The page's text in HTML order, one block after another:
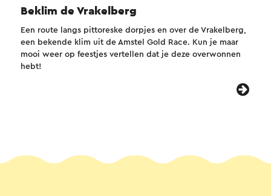
Beklim de Vrakelberg
Een route langs pittoreske dorpjes en over de Vrakelberg,
een bekende klim uit de Amstel Gold Race. Kun je maar
mooi weer op feestjes vertellen dat je deze overwonnen
hebt!